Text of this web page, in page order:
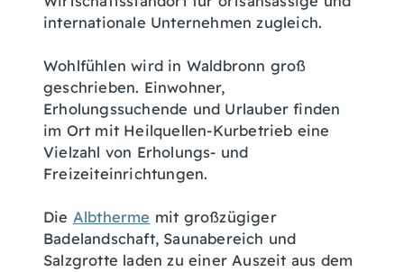
internationale Unternehmen zugleich.
Wohlfühlen wird in Waldbronn groß
geschrieben. Einwohner,
Erholungssuchende und Urlauber finden
im Ort mit Heilquellen-Kurbetrieb eine
Vielzahl von Erholungs- und
Freizeiteinrichtungen.
Die Albtherme mit großzügiger
Badelandschaft, Saunabereich und
Salzgrotte laden zu einer Auszeit aus dem